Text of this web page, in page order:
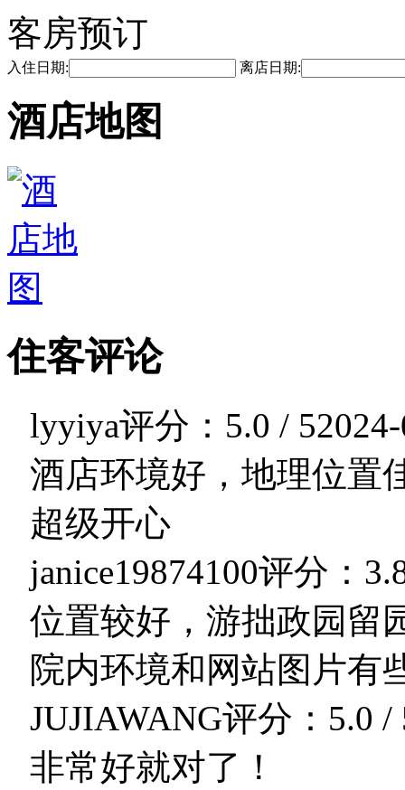
客房预订
入住日期: 离店日期:
酒店地图
住客评论
lyyiya评分：5.0 / 5
酒店环境好，地理位置
超级开心
janice19874100评分：
位置较好，游拙政园留
院内环境和网站图片有
JUJIAWANG评分：5.0 /
非常好就对了！